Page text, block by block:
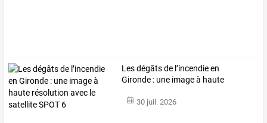
Lesdégâtsde l’incendieen
Gironde : une imageà haute
30 juil. 2026